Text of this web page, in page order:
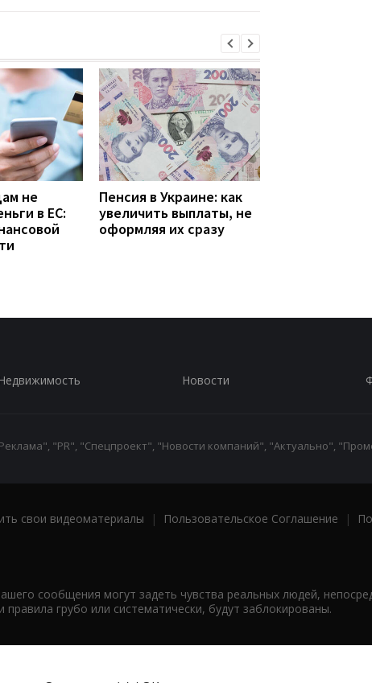
не
в ЕС:
Пенсия в Украине: как
увеличить выплаты, не
оформляя их сразу
Недвижимость Новости
"PR", "Спецпроект", "Новости компаний", "Актуально",
свои видеоматериалы | Пользовательское Соглашение |
сообщения могут задеть чувства реальных людей,
грубо или систематически, будут заблокированы.